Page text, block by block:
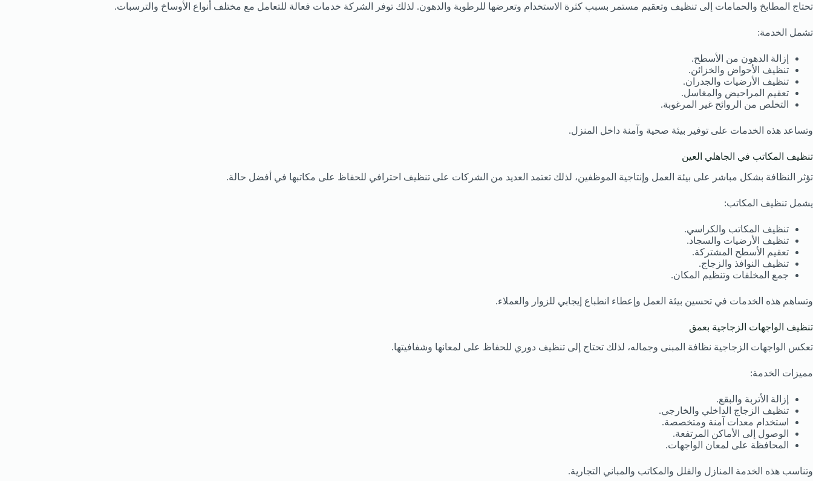
تحتاج المطابخ والحمامات إلى تنظيف وتعقيم مستمر بسبب كثرة الاستخدام وتعرضها للرطوبة والدهون. لذلك توفر الشركة خدمات فعالة للتعامل مع مختلف أنواع الأوساخ والترسبات.
تشمل الخدمة:
إزالة الدهون من الأسطح.
تنظيف الأحواض والخزائن.
تنظيف الأرضيات والجدران.
تعقيم المراحيض والمغاسل.
التخلص من الروائح غير المرغوبة.
وتساعد هذه الخدمات على توفير بيئة صحية وآمنة داخل المنزل.
تنظيف المكاتب في الجاهلي العين
تؤثر النظافة بشكل مباشر على بيئة العمل وإنتاجية الموظفين، لذلك تعتمد العديد من الشركات على تنظيف احترافي للحفاظ على مكاتبها في أفضل حالة.
يشمل تنظيف المكاتب:
تنظيف المكاتب والكراسي.
تنظيف الأرضيات والسجاد.
تعقيم الأسطح المشتركة.
تنظيف النوافذ والزجاج.
جمع المخلفات وتنظيم المكان.
وتساهم هذه الخدمات في تحسين بيئة العمل وإعطاء انطباع إيجابي للزوار والعملاء.
تنظيف الواجهات الزجاجية بعمق
تعكس الواجهات الزجاجية نظافة المبنى وجماله، لذلك تحتاج إلى تنظيف دوري للحفاظ على لمعانها وشفافيتها.
مميزات الخدمة:
إزالة الأتربة والبقع.
تنظيف الزجاج الداخلي والخارجي.
استخدام معدات آمنة ومتخصصة.
الوصول إلى الأماكن المرتفعة.
المحافظة على لمعان الواجهات.
وتناسب هذه الخدمة المنازل والفلل والمكاتب والمباني التجارية.